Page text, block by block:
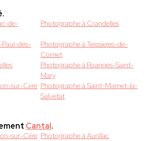
de-
Photographe à Crandelles
Paul-des-
Photographe à Teissieres-de-
Cornet
Photographe à Roannes-Saint-
Mary
sur-Cere Photographe à Saint-Mamet-la-
Salvetat
Cantal.
sur-Cère Photographe à Aurillac